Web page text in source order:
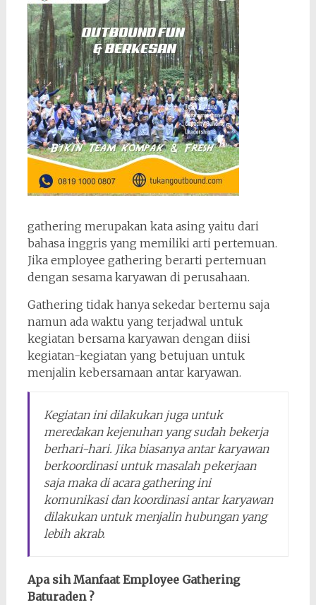
gathering merupakan kata asing yaitu dari
bahasa inggris yang memiliki arti pertemuan.
Jika employee gathering berarti pertemuan
dengan sesama karyawan di perusahaan.
Gathering tidak hanya sekedar bertemu saja
namun ada waktu yang terjadwal untuk
kegiatan bersama karyawan dengan diisi
kegiatan-kegiatan yang betujuan untuk
menjalin kebersamaan antar karyawan.
Kegiatan ini dilakukan juga untuk
meredakan kejenuhan yang sudah bekerja
berhari-hari. Jika biasanya antar karyawan
berkoordinasi untuk masalah pekerjaan
saja maka di acara gathering ini
komunikasi dan koordinasi antar karyawan
dilakukan untuk menjalin hubungan yang
lebih akrab.
Apa sih Manfaat Employee Gathering
Baturaden ?